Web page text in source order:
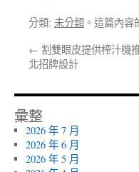
分類: 未分類 。這篇內容
← 割雙眼皮提供榨汁機
北招牌設計
彙整
2026 年 7 月
2026 年 6 月
2026 年 5 月